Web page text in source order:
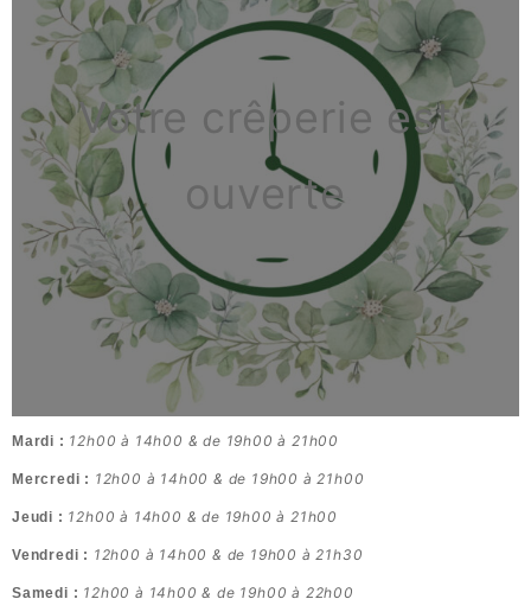
Votre crêperie est
ouverte
Mardi : 12h00 à 14h00 & de 19h00 à 21h00
Mercredi : 12h00 à 14h00 & de 19h00 à 21h00
Jeudi : 12h00 à 14h00 & de 19h00 à 21h00
Vendredi : 12h00 à 14h00 & de 19h00 à 21h30
Samedi : 12h00 à 14h00 & de 19h00 à 22h00